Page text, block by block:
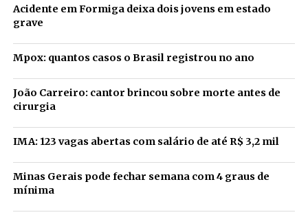
Acidente em Formiga deixa dois jovens em estado
grave
Mpox: quantos casos o Brasil registrou no ano
João Carreiro: cantor brincou sobre morte antes de
cirurgia
IMA: 123 vagas abertas com salário de até R$ 3,2 mil
Minas Gerais pode fechar semana com 4 graus de
mínima